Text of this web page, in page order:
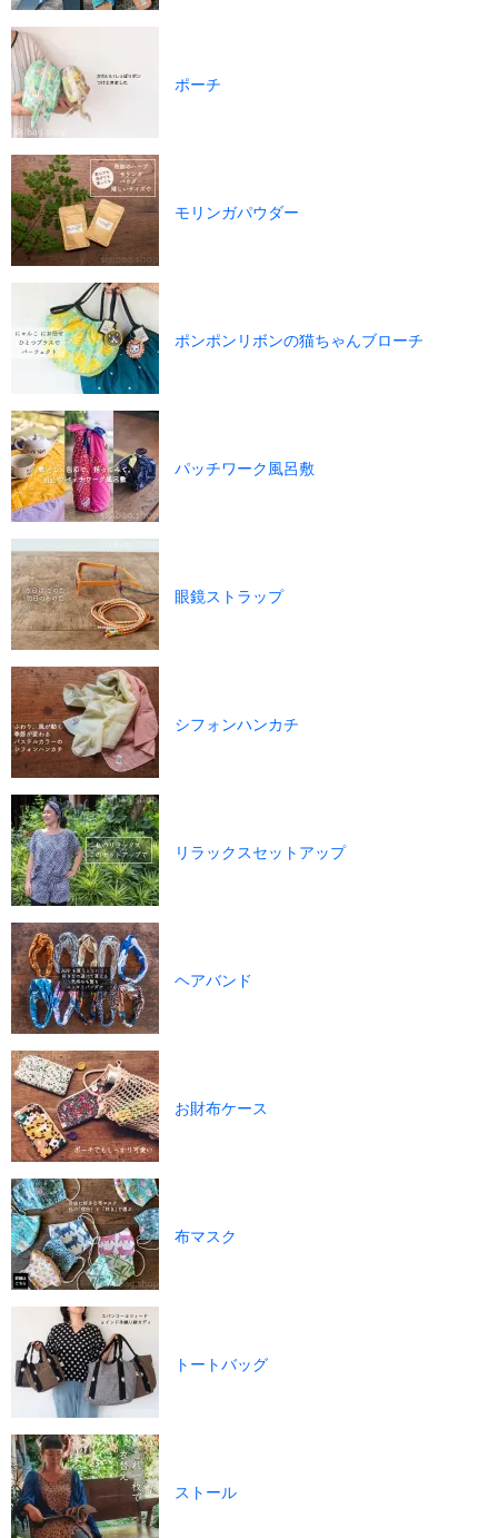
ポーチ
モリンガパウダー
ポンポンリボンの猫ちゃんブローチ
パッチワーク風呂敷
眼鏡ストラップ
シフォンハンカチ
リラックスセットアップ
ヘアバンド
お財布ケース
布マスク
トートバッグ
ストール